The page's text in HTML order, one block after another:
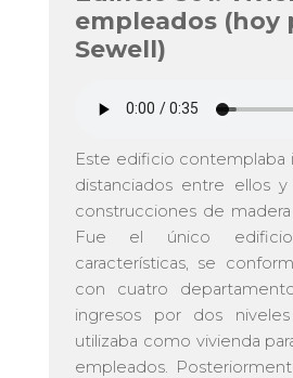
empleados (hoy
Sewell)
Este edificio contemplaba
distanciados entre ellos
construcciones de
Fue el único
características, se
con cuatro
ingresos por dos
utilizaba como vivienda
empleados.